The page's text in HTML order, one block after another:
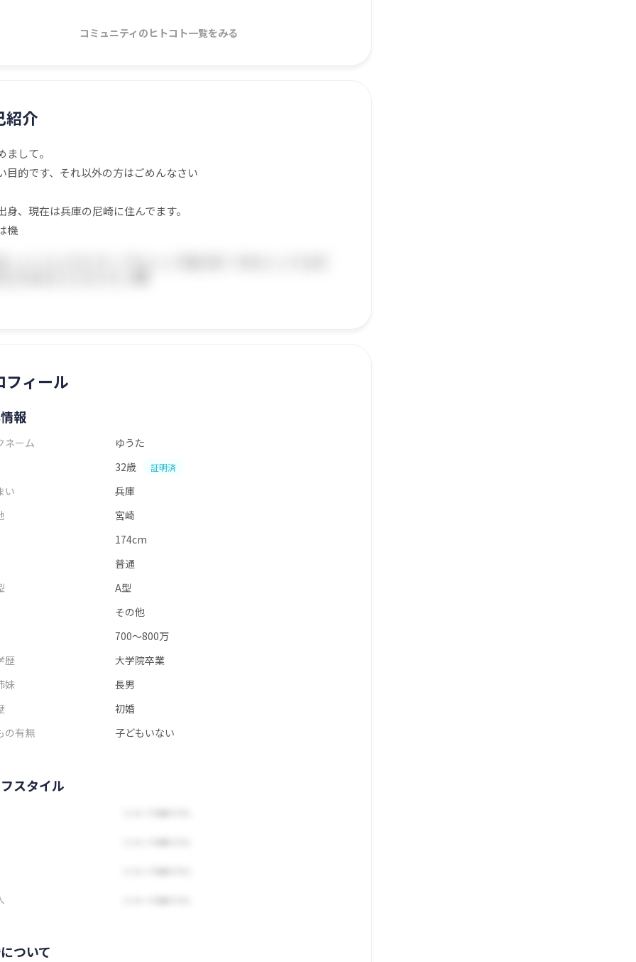
コミュニティのヒトコト一覧をみる
紹介
まして。
目的です、それ以外の方はごめんなさい
身、現在は兵庫の尼崎に住んでます。
機
フィール
報
ネーム
ゆうた
32歳
証明済
い
兵庫
宮崎
174cm
普通
A型
その他
700～800万
歴
大学院卒業
妹
長男
初婚
の有無
子どもいない
スタイル
ついて